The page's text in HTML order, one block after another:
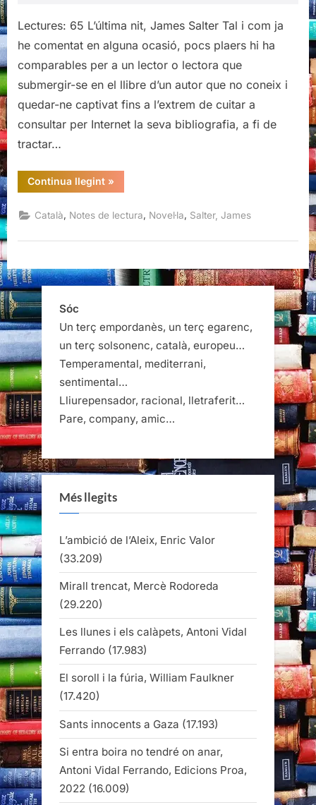
Lectures: 65 L’última nit, James Salter Tal i com ja
he comentat en alguna ocasió, pocs plaers hi ha
comparables per a un lector o lectora que
submergir-se en el llibre d’un autor que no coneix i
quedar-ne captivat fins a l’extrem de cuitar a
consultar per Internet la seva bibliografia, a fi de
tractar…
Continua llegint“L’última
nit,
Salter”
»
Català Notes de lectura Novel·la Salter, James
Sóc
Un terç empordanès, un terç egarenc,
un terç solsonenc, català, europeu…
Temperamental, mediterrani,
sentimental…
Lliurepensador, racional, lletraferit…
Pare, company, amic…
Més llegits
L’ambició de l’Aleix, Enric Valor
(33.209)
Mirall trencat, Mercè Rodoreda
(29.220)
Les llunes i els calàpets, Antoni Vidal
Ferrando (17.983)
El soroll i la fúria, William Faulkner
(17.420)
Sants innocents a Gaza (17.193)
Si entra boira no tendré on anar,
Antoni Vidal Ferrando, Edicions Proa,
2022 (16.009)